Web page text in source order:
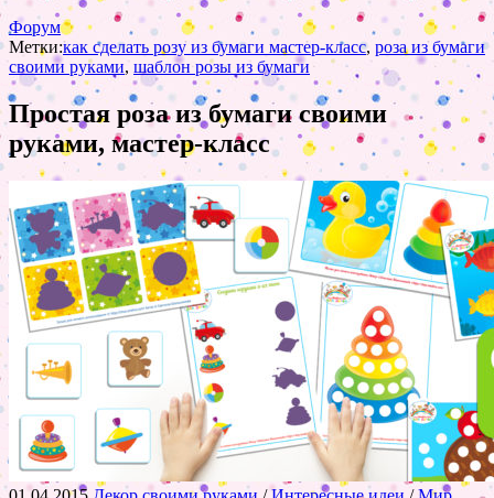
Форум
Метки:как сделать розу из бумаги мастер-класс, роза из бумаги
своими руками, шаблон розы из бумаги
Простая роза из бумаги своими
руками, мастер-класс